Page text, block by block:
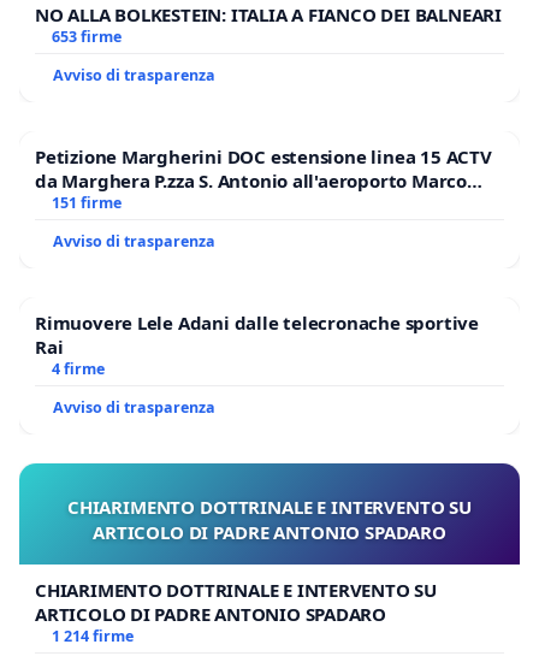
NO ALLA BOLKESTEIN: ITALIA A FIANCO DEI BALNEARI
653 firme
Avviso di trasparenza
Petizione Margherini DOC estensione linea 15 ACTV
da Marghera P.zza S. Antonio all'aeroporto Marco
Polo tariffa a € 1,50
151 firme
Avviso di trasparenza
Rimuovere Lele Adani dalle telecronache sportive
Rai
4 firme
Avviso di trasparenza
CHIARIMENTO DOTTRINALE E INTERVENTO SU
ARTICOLO DI PADRE ANTONIO SPADARO
CHIARIMENTO DOTTRINALE E INTERVENTO SU
ARTICOLO DI PADRE ANTONIO SPADARO
1 214 firme